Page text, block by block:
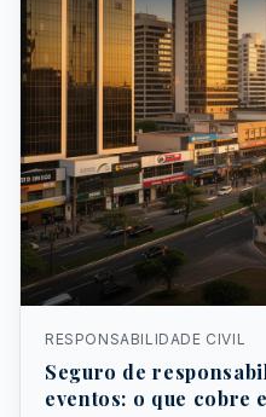
RESPONSABILIDADE CIVIL
Seguro de
eventos: o que cobre